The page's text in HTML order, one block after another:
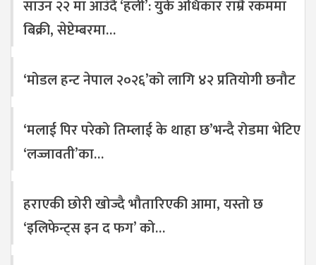
साउन २२ मा आउँदै ‘हली’: युके अधिकार राम्रै रकममा
बिक्री, सेप्टेम्बरमा…
‘मोडल हन्ट नेपाल २०२६’को लागि ४२ प्रतियोगी छनौट
‘मलाई पिर परेको तिम्लाई के थाहा छ’भन्दै रोडमा भेटिए
‘लज्जावती’का…
हराएकी छोरी खोज्दै भौतारिएकी आमा, यस्तो छ
‘इलिफेन्ट्स इन द फग’ को…